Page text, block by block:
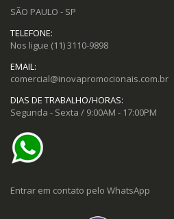
SÃO PAULO - SP
TELEFONE:
Nos ligue (11) 3110-9898
EMAIL:
comercial@inovapromocionais.com.br
DIAS DE TRABALHO/HORAS:
Segunda - Sexta / 9:00AM - 17:00PM
Entrar em contato pelo WhatsApp